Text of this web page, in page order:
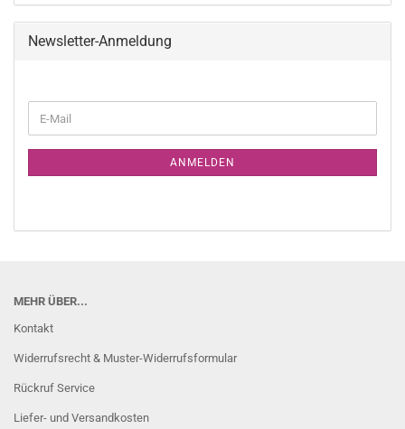
Newsletter-Anmeldung
ZUR
E-
Mail
ANMELDEN
MEHR ÜBER...
Kontakt
Widerrufsrecht & Muster-Widerrufsformular
Rückruf Service
Liefer- und Versandkosten